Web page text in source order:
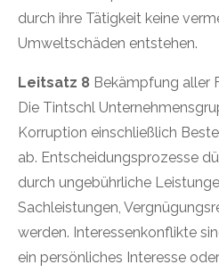
Informationen zum
Tintschl selbst finden Sie in
durch ihre Tätigkeit keine
Umweltschäden entstehen.
Leitsatz 8 Bekämpfung aller
Die Tintschl
Korruption einschließlich
ab. Entscheidungsprozesse
durch ungebührliche
Sachleistungen,
werden. Interessenkonflikte
ein persönliches Interesse